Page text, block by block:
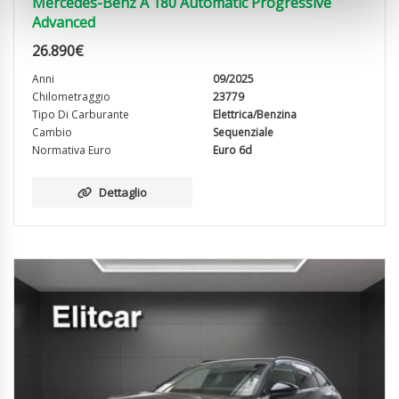
Advanced
26.890€
Anni
09/2025
Chilometraggio
23779
Tipo Di Carburante
Elettrica/Benzina
Cambio
Sequenziale
Normativa Euro
Euro 6d
Dettaglio